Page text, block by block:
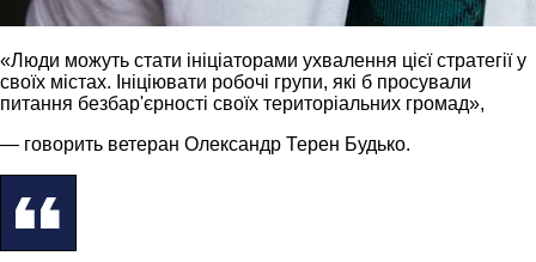
«Люди можуть стати ініціаторами ухвалення цієї стратегії у
своїх містах. Ініціювати робочі групи, які б просували
питання безбар'єрності своїх територіальних громад»,
— говорить ветеран Олександр Терен Будько.